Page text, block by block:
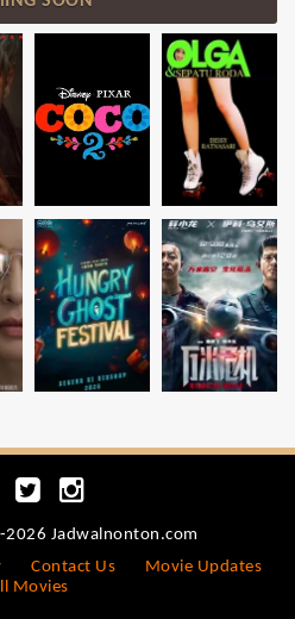
Jadwalnonton.com
Contact Us
Movie Updates
Movies